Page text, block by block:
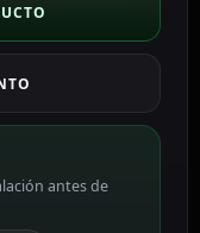
antes de